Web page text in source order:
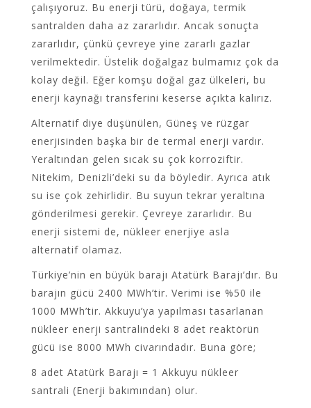
çalışıyoruz. Bu enerji türü, doğaya, termik
santralden daha az zararlıdır. Ancak sonuçta
zararlıdır, çünkü çevreye yine zararlı gazlar
verilmektedir. Üstelik doğalgaz bulmamız çok da
kolay değil. Eğer komşu doğal gaz ülkeleri, bu
enerji kaynağı transferini keserse açıkta kalırız.
Alternatif diye düşünülen, Güneş ve rüzgar
enerjisinden başka bir de termal enerji vardır.
Yeraltından gelen sıcak su çok korroziftir.
Nitekim, Denizli’deki su da böyledir. Ayrıca atık
su ise çok zehirlidir. Bu suyun tekrar yeraltına
gönderilmesi gerekir. Çevreye zararlıdır. Bu
enerji sistemi de, nükleer enerjiye asla
alternatif olamaz.
Türkiye’nin en büyük barajı Atatürk Barajı’dır. Bu
barajın gücü 2400 MWh’tir. Verimi ise %50 ile
1000 MWh’tir. Akkuyu’ya yapılması tasarlanan
nükleer enerji santralindeki 8 adet reaktörün
gücü ise 8000 MWh civarındadır. Buna göre;
8 adet Atatürk Barajı = 1 Akkuyu nükleer
santrali (Enerji bakımından) olur.